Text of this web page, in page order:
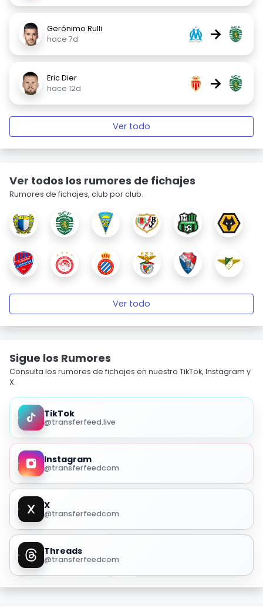
Gerónimo Rulli
hace 7d
→
Eric Dier
hace 12d
→
Ver todo
Ver todos los rumores de fichajes
Rumores de fichajes, club por club.
Ver todo
Sigue los Rumores
Consulta los rumores de fichajes en nuestro TikTok, Instagram y
X.
TikTok
@transferfeed.live
Instagram
@transferfeedcom
X
@transferfeedcom
Threads
@transferfeedcom